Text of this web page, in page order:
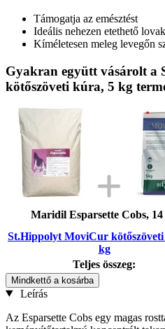
Támogatja az emésztést
Ideális nehezen etethető
Kíméletesen meleg levegőn
Gyakran együtt vásárolt
kötőszöveti kúra, 5 kg
Maridil Esparsette Cobs,
St.Hippolyt MoviCur
kg
Teljes összeg:
Mindkettő a kosárba
Leírás
Az Esparsette Cobs egy magas